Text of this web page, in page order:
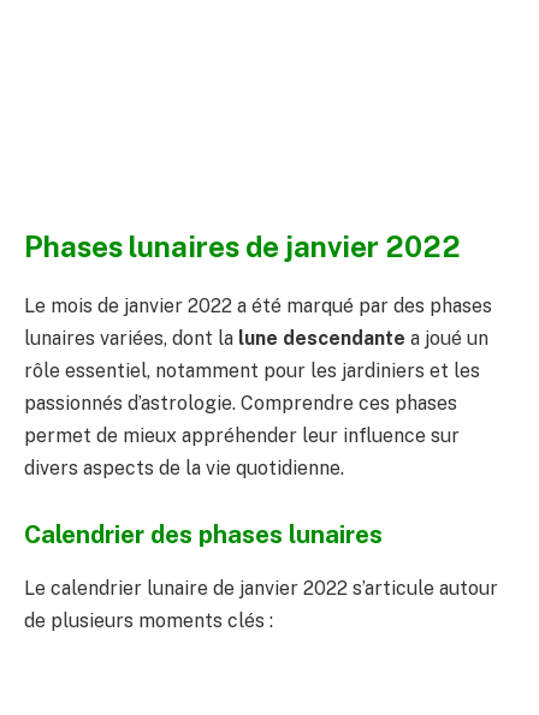
Phases lunaires de janvier 2022
Le mois de janvier 2022 a été marqué par des phases
lunaires variées, dont la lune descendante a joué un
rôle essentiel, notamment pour les jardiniers et les
passionnés d’astrologie. Comprendre ces phases
permet de mieux appréhender leur influence sur
divers aspects de la vie quotidienne.
Calendrier des phases lunaires
Le calendrier lunaire de janvier 2022 s’articule autour
de plusieurs moments clés :